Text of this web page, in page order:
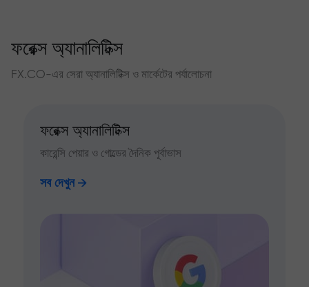
ফরেক্স অ্যানালিটিক্স
FX.CO-এর সেরা অ্যানালিটিক্স ও মার্কেটের পর্যালোচনা
ফরেক্স অ্যানালিটিক্স
কারেন্সি পেয়ার ও গোল্ডের দৈনিক পূর্বাভাস
সব দেখুন